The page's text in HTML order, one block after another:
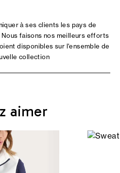
à ses clients les pays de
faisons nos meilleurs efforts
disponibles sur l'ensemble de
collection
aimer